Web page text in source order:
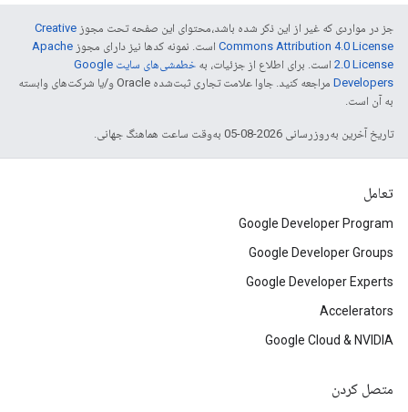
جز در مواردی که غیر از این ذکر شده باشد،‌محتوای این صفحه تحت مجوز Creative
Commons Attribution 4.0 License است. نمونه کدها نیز دارای مجوز Apache
2.0 License است. برای اطلاع از جزئیات، به
خطمشی‌های سایت Google
Developers‏
مراجعه کنید. جاوا علامت تجاری ثبت‌شده Oracle و/یا شرکت‌های وابسته
به آن است.
تاریخ آخرین به‌روزرسانی 2026-08-05 به‌وقت ساعت هماهنگ جهانی.
تعامل
Google Developer Program
Google Developer Groups
Google Developer Experts
Accelerators
Google Cloud & NVIDIA
متصل کردن